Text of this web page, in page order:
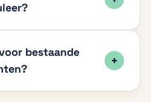
bestaande